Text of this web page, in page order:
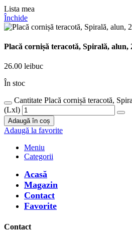
Lista mea
Închide
Placă cornișă teracotă, Spirală, alun,
26.00 leibuc
În stoc
Cantitate Placă cornișă teracotă,
(Lxl)
Adaugă în coș
Adaugă la favorite
Meniu
Categorii
Acasă
Magazin
Contact
Favorite
Contact